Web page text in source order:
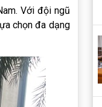
Với đội ngũ
chọn đa dạng